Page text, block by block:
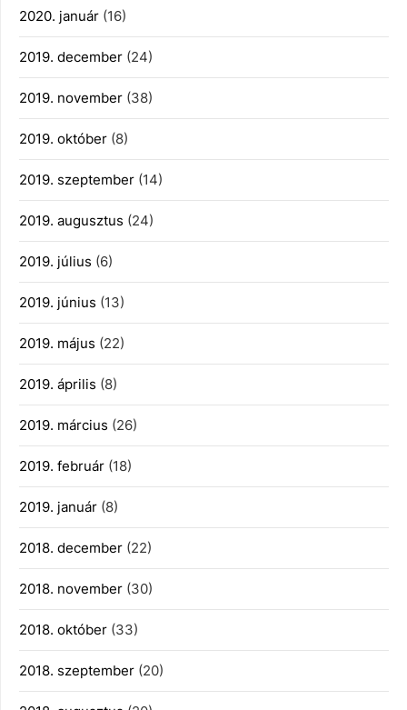
2020. január (16)
2019. december (24)
2019. november (38)
2019. október (8)
2019. szeptember (14)
2019. augusztus (24)
2019. július (6)
2019. június (13)
2019. május (22)
2019. április (8)
2019. március (26)
2019. február (18)
2019. január (8)
2018. december (22)
2018. november (30)
2018. október (33)
2018. szeptember (20)